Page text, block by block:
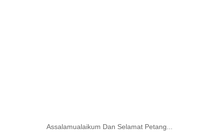
Assalamualaikum Dan Selamat Petang...